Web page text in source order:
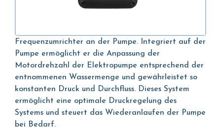
Frequenzumrichter an der Pumpe. Integriert auf der
Pumpe ermöglicht er die Anpassung der
Motordrehzahl der Elektropumpe entsprechend der
entnommenen Wassermenge und gewährleistet so
konstanten Druck und Durchfluss. Dieses System
ermöglicht eine optimale Druckregelung des
Systems und steuert das Wiederanlaufen der Pumpe
bei Bedarf.